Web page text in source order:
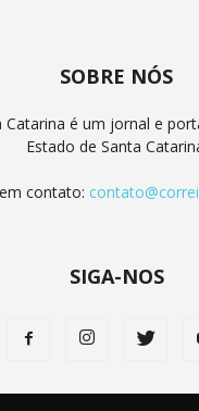
SOBRE NÓS
Catarina é um jornal e
Estado de Santa
contato:
SIGA-NOS